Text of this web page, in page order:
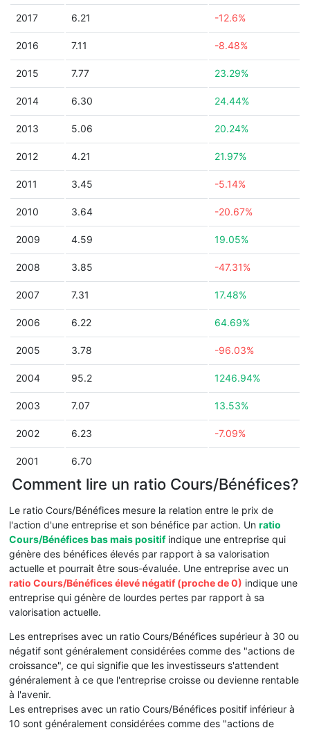
2017 6.21 -12.6%
2016 7.11 -8.48%
2015 7.77 23.29%
2014 6.30 24.44%
2013 5.06 20.24%
2012 4.21 21.97%
2011 3.45 -5.14%
2010 3.64 -20.67%
2009 4.59 19.05%
2008 3.85 -47.31%
2007 7.31 17.48%
2006 6.22 64.69%
2005 3.78 -96.03%
2004 95.2 1246.94%
2003 7.07 13.53%
2002 6.23 -7.09%
2001 6.70
Comment lire un ratio Cours/Bénéfices?
Le ratio Cours/Bénéfices mesure la relation entre le prix de
l'action d'une entreprise et son bénéfice par action. Un ratio
Cours/Bénéfices bas mais positifindique une entreprise qui
génère des bénéfices élevés par rapport à sa valorisation
actuelle et pourrait être sous-évaluée. Une entreprise avec un
ratio Cours/Bénéfices élevé négatif (proche de 0) indique une
entreprise qui génère de lourdes pertes par rapport à sa
valorisation actuelle.
Les entreprises avec un ratio Cours/Bénéfices supérieur à 30 ou
négatif sont généralement considérées comme des "actions de
croissance", ce qui signifie que les investisseurs s'attendent
généralement à ce que l'entreprise croisse ou devienne rentable
à l'avenir.
Les entreprises avec un ratio Cours/Bénéfices positif inférieur à
10 sont généralement considérées comme des "actions de